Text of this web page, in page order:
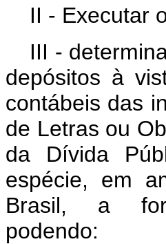
II - Executar
III -
depósitos à
contábeis das
de Letras ou
da Dívida
espécie, em
Brasil, a